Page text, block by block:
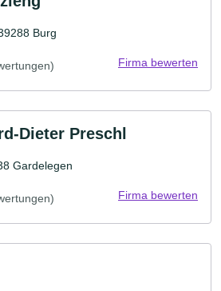
Burg
Firma bewerten
Dieter Preschl
Gardelegen
Firma bewerten